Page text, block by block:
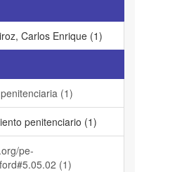
Carlos Enrique (1)
(1)
penitenciario (1)
pe-
(1)